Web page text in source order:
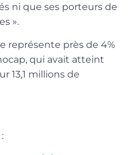
ni que ses porteurs de
».
représente près de 4%
qui avait atteint
13,1 millions de